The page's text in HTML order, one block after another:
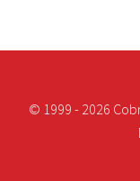
© 1999 - 2026